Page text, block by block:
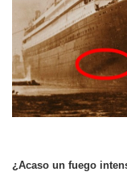
¿Acaso un fuego